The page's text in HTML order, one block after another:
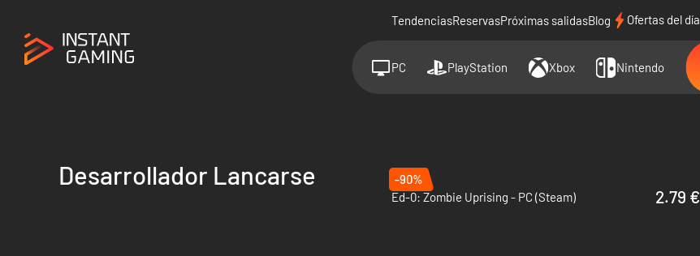
TendenciasReservasPróximas salidasBlog Ofertas del día
PC PlayStation Xbox Nintendo
Desarrollador Lancarse
-90%
Ed-0: Zombie Uprising - PC (Steam)
2.79 €